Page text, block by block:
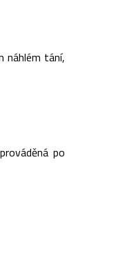
náhlém tání,
po